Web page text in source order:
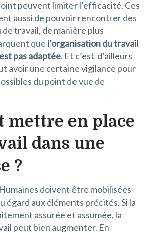
peuvent limiter l’efficacité. Ces
aussi de pouvoir rencontrer des
travail, de manière plus
que l’organisation du travail
pas adaptée. Et c’est d’ailleurs
avoir une certaine vigilance pour
du point de vue de
mettre en place
dans une
?
doivent être mobilisées
égard aux éléments précités. Si la
assurée et assumée, la
peut bien augmenter. En